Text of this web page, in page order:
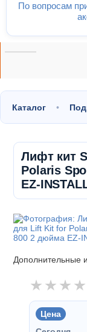
По вопросам
Каталог
Лифт кит
Polaris
EZ-
Дополнительные
Цена